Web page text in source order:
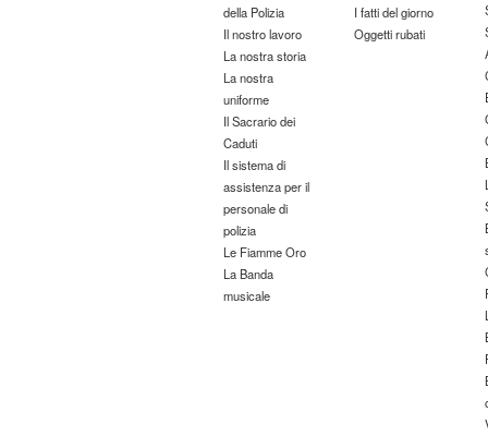
della Polizia
Il nostro lavoro
La nostra storia
La nostra
uniforme
Il Sacrario dei
Caduti
Il sistema di
assistenza per il
personale di
polizia
Le Fiamme Oro
La Banda
musicale
I fatti del giorno
Oggetti rubati